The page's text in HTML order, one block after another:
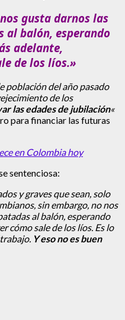
gusta darnos las
al balón, esperando
adelante,
de los líos.»
población del año pasado
de los
las edades de jubilación«
para financiar las futuras
en Colombia hoy
sentenciosa:
y graves que sean, solo
sin embargo, no nos
al balón, esperando
cómo sale de los líos. Es lo
Y eso no es buen